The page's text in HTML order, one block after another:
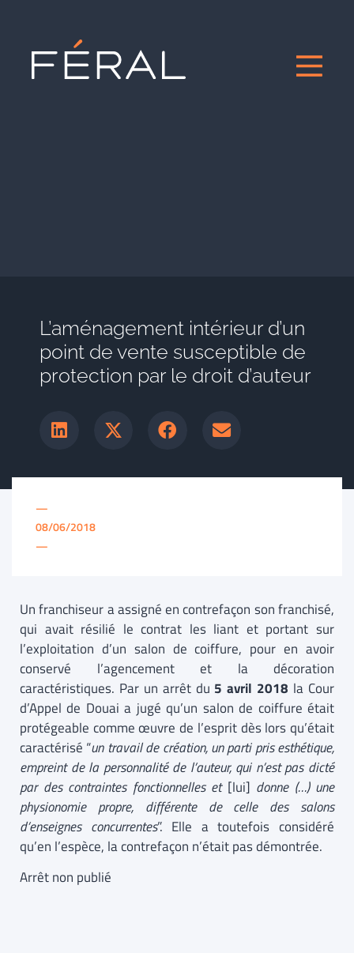
L’aménagement intérieur d’un
point de vente susceptible de
protection par le droit d’auteur
—
08/06/2018
—
Un franchiseur a assigné en contrefaçon son franchisé,
qui avait résilié le contrat les liant et portant sur
l’exploitation d’un salon de coiffure, pour en avoir
conservé l’agencement et la décoration
caractéristiques. Par un arrêt du 5 avril 2018 la Cour
d’Appel de Douai a jugé qu’un salon de coiffure était
protégeable comme œuvre de l’esprit dès lors qu’était
caractérisé “un travail de création, un parti pris esthétique,
empreint de la personnalité de l’auteur, qui n’est pas dicté
par des contraintes fonctionnelles et[lui] donne (…) une
physionomie propre, différente de celle des salons
d’enseignes concurrentes”. Elle a toutefois considéré
qu’en l’espèce, la contrefaçon n’était pas démontrée.
Arrêt non publié